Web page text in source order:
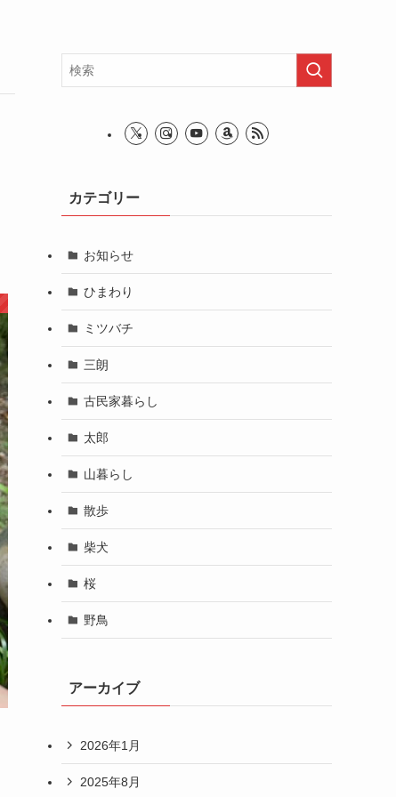
カテゴリー
お知らせ
ひまわり
ミツバチ
三朗
古民家暮らし
太郎
山暮らし
散歩
柴犬
桜
野鳥
アーカイブ
2026年1月
2025年8月